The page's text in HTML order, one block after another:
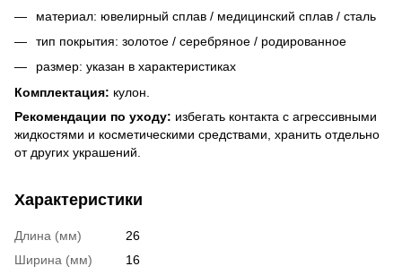
материал: ювелирный сплав / медицинский сплав / сталь
тип покрытия: золотое / серебряное / родированное
размер: указан в характеристиках
Комплектация: кулон.
Рекомендации по уходу: избегать контакта с агрессивными
жидкостями и косметическими средствами, хранить отдельно
от других украшений.
Характеристики
Длина (мм)
26
Ширина (мм)
16